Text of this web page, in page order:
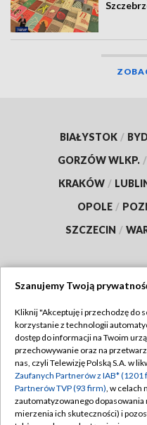
BIAŁYSTOK /
GORZÓW WLKP. /
KRAKÓW /
OPOLE /
SZCZECIN /
Abonament TVP
Emisja w TVP
Centrum informacji TVP
Naziemna Telewizja
Szanujemy Twoją
Kliknij "Akceptuję i przechodzę do
korzystanie z technologii
dostęp do informacji na Twoim
przechowywanie oraz na
nas, czyli Telewizję Polską S.A. w
Zaufanych Partnerów z IAB* (1201
Partnerów TVP (93 firm), w celach
zautomatyzowanego
mierzenia ich skuteczności) i